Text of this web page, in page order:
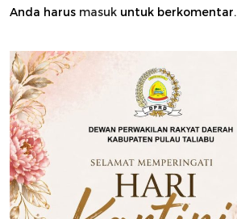
Anda harus masuk untuk berkomentar.